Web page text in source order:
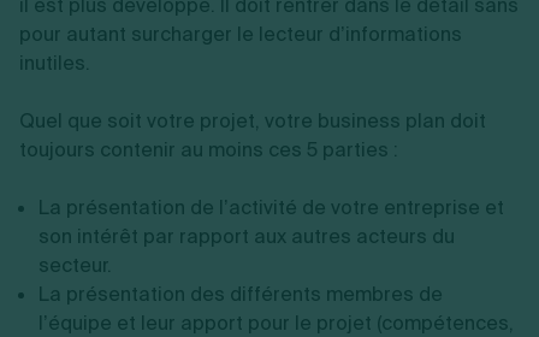
il est plus développé. Il doit rentrer dans le détail sans
pour autant surcharger le lecteur d’informations
inutiles.
Quel que soit votre projet, votre business plan doit
toujours contenir au moins ces 5 parties :
La présentation de l’activité de votre entreprise et
son intérêt par rapport aux autres acteurs du
secteur.
La présentation des différents membres de
l’équipe et leur apport pour le projet (compétences,